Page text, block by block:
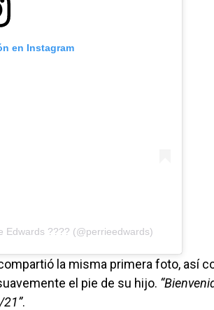
en Instagram
Edwards ???? (@perrieedwards)
la misma primera foto, así
el pie de su hijo.
.